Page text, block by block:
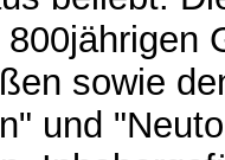
sowie
und